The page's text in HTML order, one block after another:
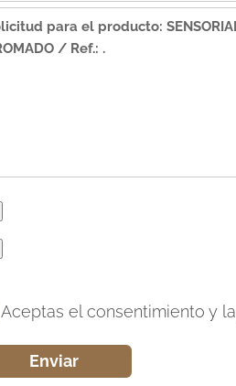
Aceptas el consentimiento y la